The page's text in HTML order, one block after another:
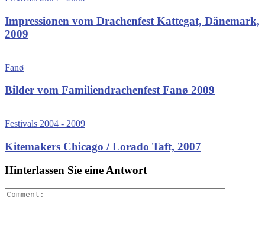
Impressionen vom Drachenfest Kattegat, Dänemark,
2009
Fanø
Bilder vom Familiendrachenfest Fanø 2009
Festivals 2004 - 2009
Kitemakers Chicago / Lorado Taft, 2007
Hinterlassen Sie eine Antwort